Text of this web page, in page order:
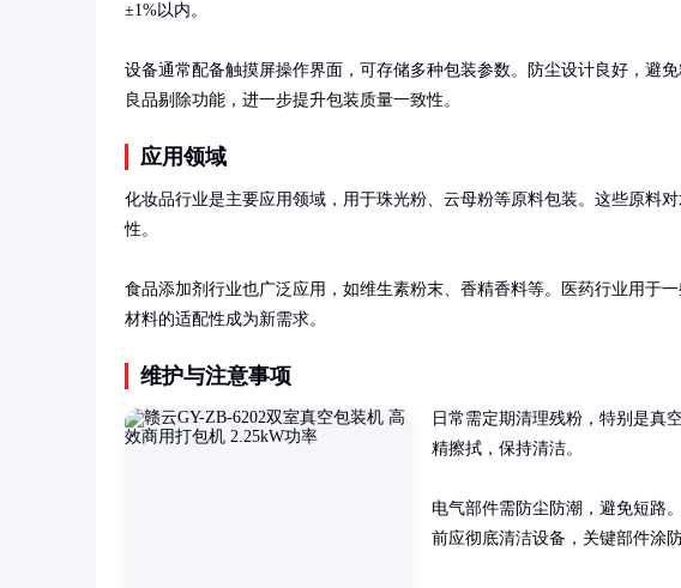
±1%以内。
设备通常配备触摸屏操作界面，可存储多种包装参数。防尘设计良好，避
良品剔除功能，进一步提升包装质量一致性。
应用领域
化妆品行业是主要应用领域，用于珠光粉、云母粉等原料包装。这些原料
性。
食品添加剂行业也广泛应用，如维生素粉末、香精香料等。医药行业用于
材料的适配性成为新需求。
维护与注意事项
日常需定期清理残粉，特别是真
精擦拭，保持清洁。
电气部件需防尘防潮，避免短路
前应彻底清洁设备，关键部件涂